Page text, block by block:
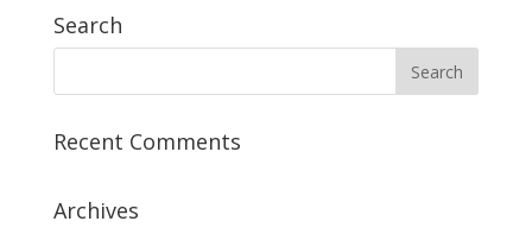
Search
Recent Comments
Archives